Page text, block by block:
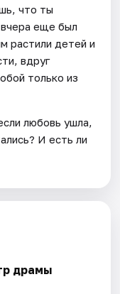
что ты
еще был
растили детей и
вдруг
только из
любовь ушла,
И есть ли
драмы